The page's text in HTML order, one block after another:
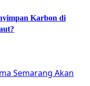
Karbon di